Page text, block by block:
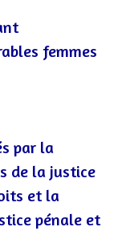
femmes
par la
de la justice
et la
pénale et